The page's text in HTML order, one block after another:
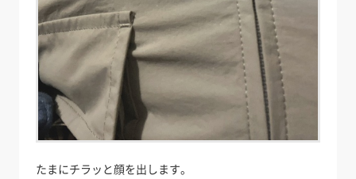
たまにチラッと顔を出します。